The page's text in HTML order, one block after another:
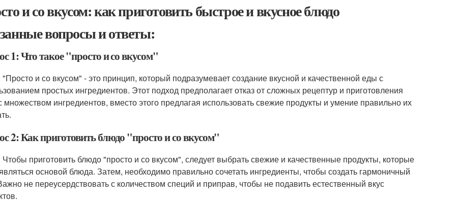
и со вкусом: как приготовить быстрое и вкусное блюдо
вопросы и ответы:
1: Что такое "просто и со вкусом"
"Просто и со вкусом" - это принцип, который подразумевает создание вкусной и качественной еды с
простых ингредиентов. Этот подход предполагает отказ от сложных рецептур и приготовления
множеством ингредиентов, вместо этого предлагая использовать свежие продукты и умение правильно их
2: Как приготовить блюдо "просто и со вкусом"
Чтобы приготовить блюдо "просто и со вкусом", следует выбрать свежие и качественные продукты, которые
основой блюда. Затем, необходимо правильно сочетать ингредиенты, чтобы создать гармоничный
не переусердствовать с количеством специй и приправ, чтобы не подавить естественный вкус